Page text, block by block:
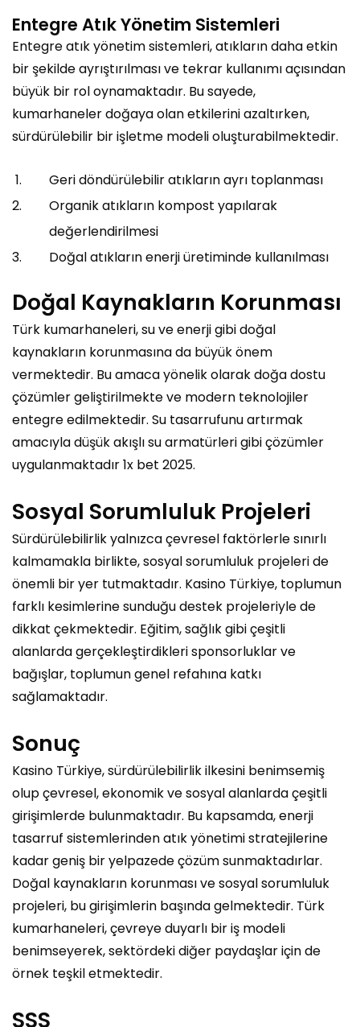
Entegre Atık Yönetim Sistemleri
Entegre atık yönetim sistemleri, atıkların daha etkin
bir şekilde ayrıştırılması ve tekrar kullanımı açısından
büyük bir rol oynamaktadır. Bu sayede,
kumarhaneler doğaya olan etkilerini azaltırken,
sürdürülebilir bir işletme modeli oluşturabilmektedir.
Geri döndürülebilir atıkların ayrı toplanması
Organik atıkların kompost yapılarak
değerlendirilmesi
Doğal atıkların enerji üretiminde kullanılması
Doğal Kaynakların Korunması
Türk kumarhaneleri, su ve enerji gibi doğal
kaynakların korunmasına da büyük önem
vermektedir. Bu amaca yönelik olarak doğa dostu
çözümler geliştirilmekte ve modern teknolojiler
entegre edilmektedir. Su tasarrufunu artırmak
amacıyla düşük akışlı su armatürleri gibi çözümler
uygulanmaktadır1x bet 2025.
Sosyal Sorumluluk Projeleri
Sürdürülebilirlik yalnızca çevresel faktörlerle sınırlı
kalmamakla birlikte, sosyal sorumluluk projeleri de
önemli bir yer tutmaktadır. Kasino Türkiye, toplumun
farklı kesimlerine sunduğu destek projeleriyle de
dikkat çekmektedir. Eğitim, sağlık gibi çeşitli
alanlarda gerçekleştirdikleri sponsorluklar ve
bağışlar, toplumun genel refahına katkı
sağlamaktadır.
Sonuç
Kasino Türkiye, sürdürülebilirlik ilkesini benimsemiş
olup çevresel, ekonomik ve sosyal alanlarda çeşitli
girişimlerde bulunmaktadır. Bu kapsamda, enerji
tasarruf sistemlerinden atık yönetimi stratejilerine
kadar geniş bir yelpazede çözüm sunmaktadırlar.
Doğal kaynakların korunması ve sosyal sorumluluk
projeleri, bu girişimlerin başında gelmektedir. Türk
kumarhaneleri, çevreye duyarlı bir iş modeli
benimseyerek, sektördeki diğer paydaşlar için de
örnek teşkil etmektedir.
SSS